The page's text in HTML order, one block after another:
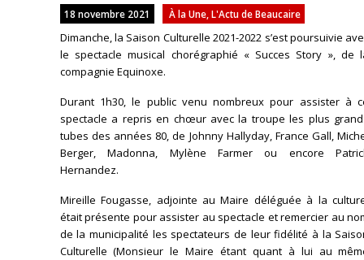
18 novembre 2021 À la Une, L'Actu de Beaucaire
Dimanche, la Saison Culturelle 2021-2022 s’est poursuivie
le spectacle musical chorégraphié « Succes Story », de
compagnie Equinoxe.
Durant 1h30, le public venu nombreux pour assister à
spectacle a repris en chœur avec la troupe les plus
tubes des années 80, de Johnny Hallyday, France Gall,
Berger, Madonna, Mylène Farmer ou encore
Hernandez.
Mireille Fougasse, adjointe au Maire déléguée à la
était présente pour assister au spectacle et remercier au
de la municipalité les spectateurs de leur fidélité à la
Culturelle (Monsieur le Maire étant quant à lui au